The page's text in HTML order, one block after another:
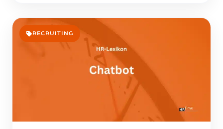
beitragen. Doch wer genau sind diese Talente,
und wie können sie langfristig gebunden werden?
Führungskräfte und Personalmanager in […]
RECRUITING